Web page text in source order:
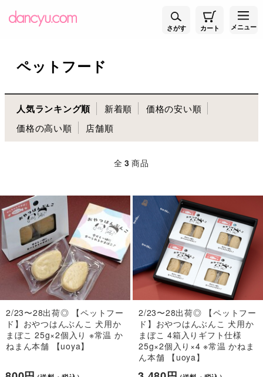
さがす カート メニュー
ペットフード
人気ランキング順 新着順
価格の安い順
価格の高い順
店舗順
全 3 商品
2/23〜28出荷◎ 【ペットフー
ド】おやつはんぶんこ 犬用か
まぼこ 25g×2個入り ※常温 か
ねまん本舗 【uoya】
2/23〜28出荷◎ 【ペットフー
ド】おやつはんぶんこ 犬用か
まぼこ 4箱入りギフト仕様
25g×2個入り×4 ※常温 かねま
ん本舗 【uoya】